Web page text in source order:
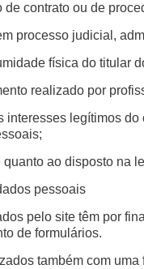
contrato ou de
processo judicial,
física do titular
realizado por
legítimos
ao disposto na
pessoais
pelo site têm por
de formulários.
também com